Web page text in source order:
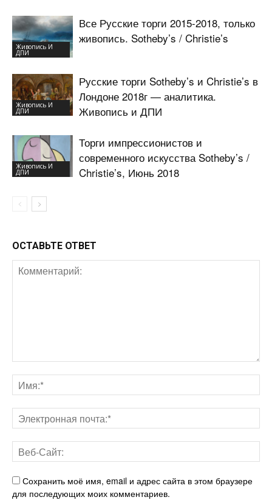
Живопись И
ДПИ
Все Русские торги 2015-2018, только
живопись. Sotheby’s / Christie’s
Живопись И
ДПИ
Русские торги Sotheby’s и Christie’s в
Лондоне 2018г — аналитика.
Живопись и ДПИ
Живопись И
ДПИ
Торги импрессионистов и
современного искусства Sotheby’s /
Christie’s, Июнь 2018
ОСТАВЬТЕ ОТВЕТ
Сохранить моё имя, email и адрес сайта в этом браузере
для последующих моих комментариев.